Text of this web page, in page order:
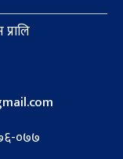
०७७